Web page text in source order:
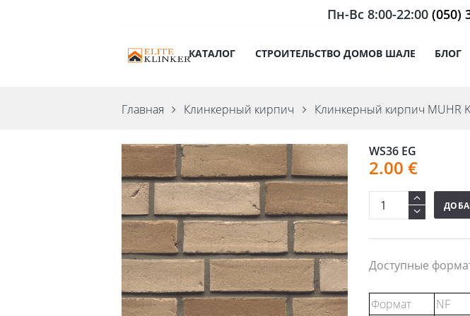
Пн-Вс 8:00-22:00 (050)
КАТАЛОГ СТРОИТЕЛЬСТВО ДОМОВ ШАЛЕ БЛОГ
Главная Клинкерный кирпич Клинкерный кирпич MUHR
WS36 EG
2.00 €
Доступные
Формат NF